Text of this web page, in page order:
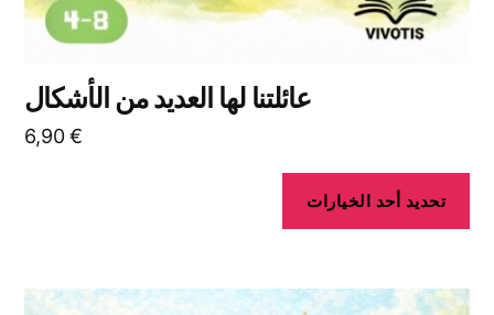
عائلتنا لها العديد من الأشكال
6,90€
تحديد أحد الخيارات
هناك